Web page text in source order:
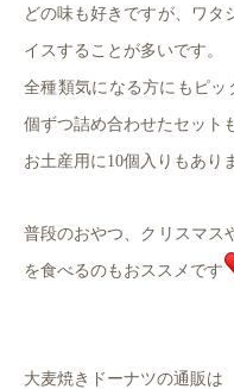
どの味も好きですが、ワタ
イスすることが多いです。
全種類気になる方にもピッ
個ずつ詰め合わせたセット
お土産用に10個入りもあり
普段のおやつ、クリスマス
を食べるのもおススメです
大麦焼きドーナツ